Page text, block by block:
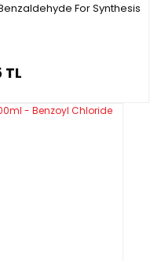
For Synthesis
TL